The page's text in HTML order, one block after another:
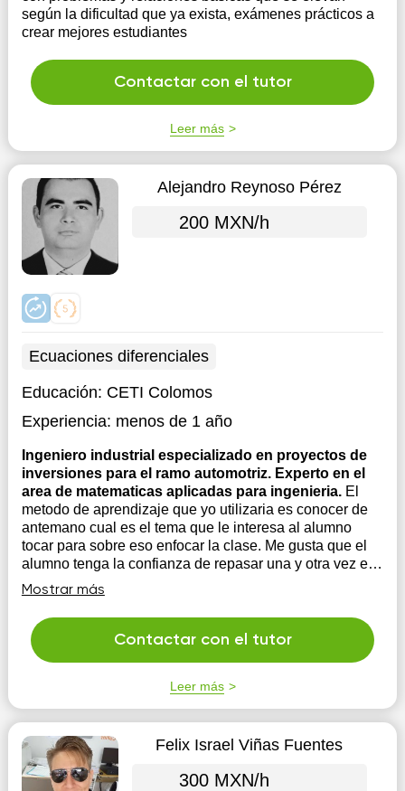
según la dificultad que ya exista, exámenes prácticos a
crear mejores estudiantes
Contactar con el tutor
Leer más
Alejandro Reynoso Pérez
200 MXN/h
Ecuaciones diferenciales
Educación: CETI Colomos
Experiencia: menos de 1 año
Ingeniero industrial especializado en proyectos de
inversiones para el ramo automotriz. Experto en el
area de matematicas aplicadas para ingenieria. El
metodo de aprendizaje que yo utilizaria es conocer de
antemano cual es el tema que le interesa al alumno
tocar para sobre eso enfocar la clase. Me gusta que el
alumno tenga la confianza de repasar una y otra vez el
tema que no le haya sido del todo claro en su escuela
con la finalidad de que a t...
Mostrar más
Contactar con el tutor
Leer más
Felix Israel Viñas Fuentes
300 MXN/h